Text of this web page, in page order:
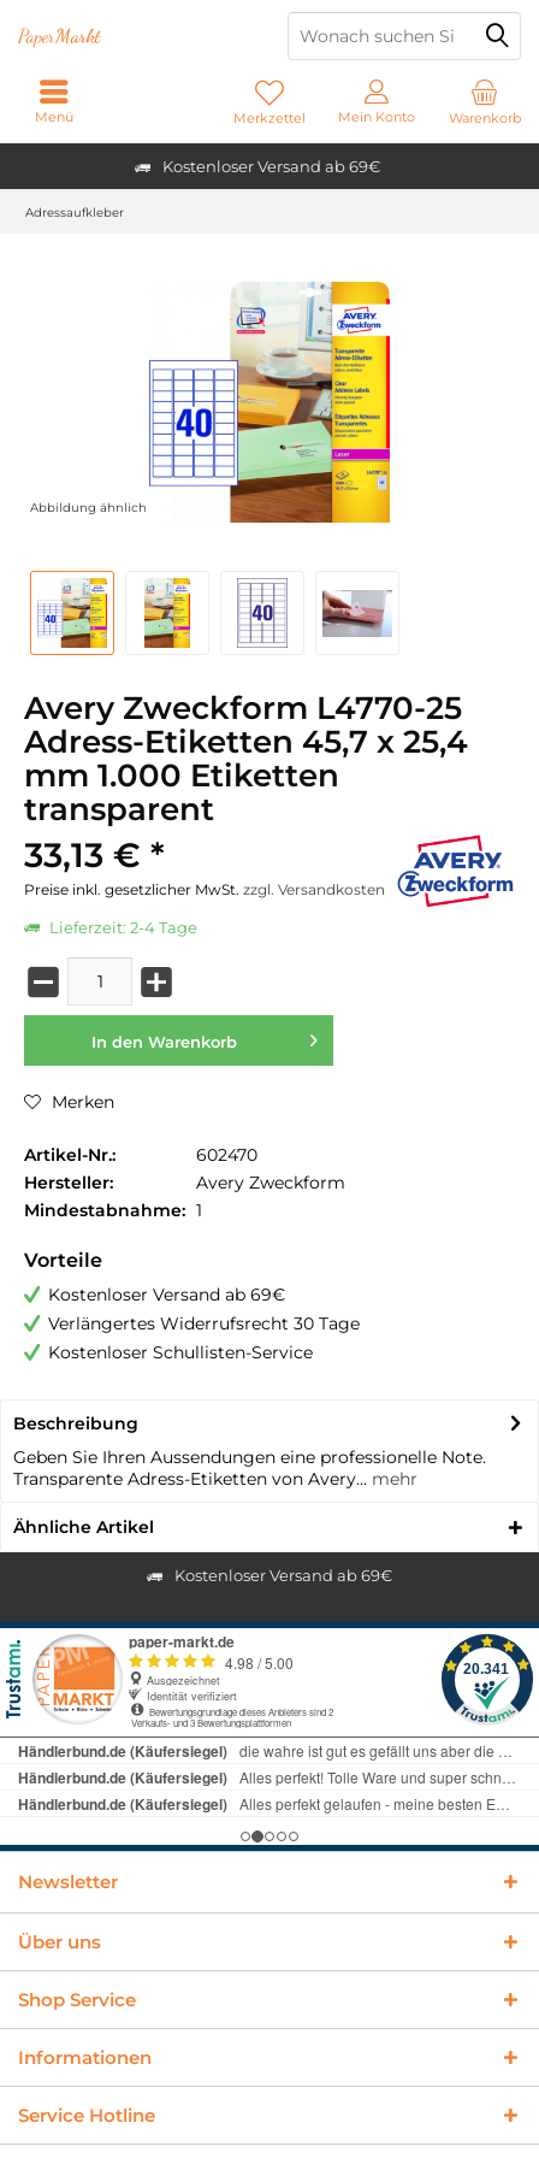
Kostenloser Versand ab 69€
PaperMarkt
Warenkorb
Merkzettel Mein Konto
Menü
Adressaufkleber
Abbildung ähnlich
Avery Zweckform L4770-25
Adress-Etiketten 45,7 x 25,4
mm 1.000 Etiketten
transparent
33,13 € *
Preise inkl. gesetzlicher MwSt. zzgl. Versandkosten
Lieferzeit: 2-4 Tage
In den Warenkorb
Merken
Artikel-Nr.:
602470
Hersteller:
Avery Zweckform
Mindestabnahme: 1
Vorteile
Kostenloser Versand ab 69€
Verlängertes Widerrufsrecht 30 Tage
Kostenloser Schullisten-Service
Beschreibung
Geben Sie Ihren Aussendungen eine professionelle Note.
Transparente Adress-Etiketten von Avery... mehr
Ähnliche Artikel
Kostenloser Versand ab 69€
Newsletter
Über uns
Shop Service
Informationen
Service Hotline